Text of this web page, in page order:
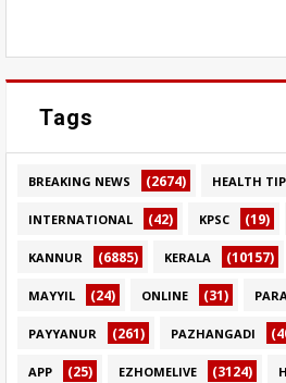
Tags
BREAKING NEWS (2674) HEALTH
INTERNATIONAL (42) KPSC (19)
KANNUR (6885) KERALA (10157)
MAYYIL (24) ONLINE (31)
PAYYANUR (261) PAZHANGADI
APP (25) EZHOMELIVE (3124)